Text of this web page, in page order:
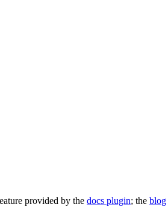
provided by the docs plugin; the blog